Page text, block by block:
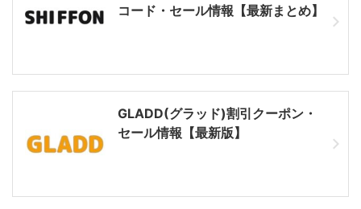
コード・セール情報【最新まとめ】
GLADD(グラッド)割引クーポン・
セール情報【最新版】